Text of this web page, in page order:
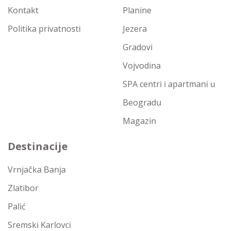
Kontakt
Politika privatnosti
Planine
Jezera
Gradovi
Vojvodina
SPA centri i apartmani u
Beogradu
Magazin
Destinacije
Vrnjačka Banja
Zlatibor
Palić
Sremski Karlovci